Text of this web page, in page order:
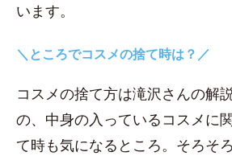
います。
＼ところでコスメの捨て時は？／
コスメの捨て方は滝沢さんの解
の、中身の入っているコスメに
て時も気になるところ。そろそ